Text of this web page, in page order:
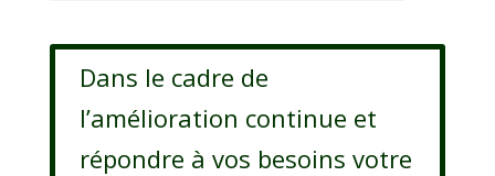
Dans le cadre de
l’amélioration continue et
répondre à vos besoins votre